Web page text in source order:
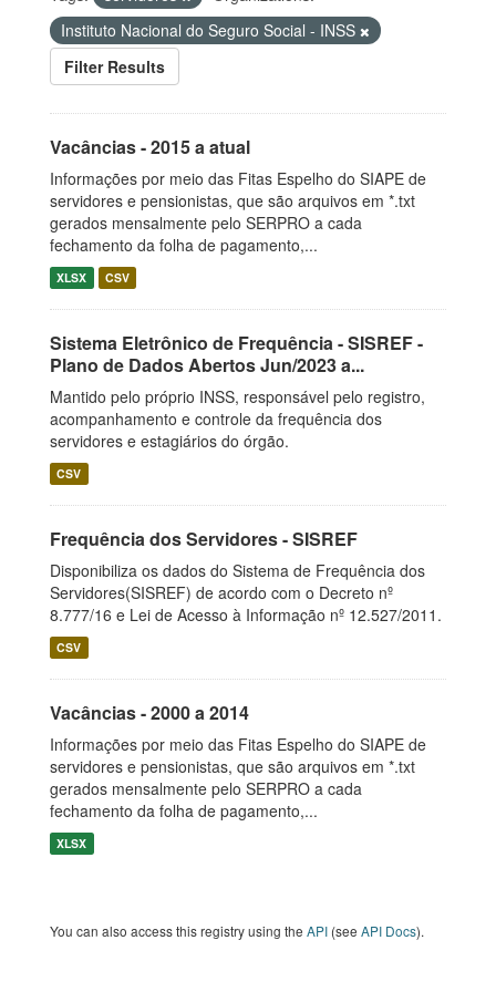
Instituto Nacional do Seguro Social - INSS
Filter Results
Vacâncias - 2015 a atual
Informações por meio das Fitas Espelho do SIAPE de
servidores e pensionistas, que são arquivos em *.txt
gerados mensalmente pelo SERPRO a cada
fechamento da folha de pagamento,...
XLSX CSV
Sistema Eletrônico de Frequência - SISREF -
Plano de Dados Abertos Jun/2023 a...
Mantido pelo próprio INSS, responsável pelo registro,
acompanhamento e controle da frequência dos
servidores e estagiários do órgão.
CSV
Frequência dos Servidores - SISREF
Disponibiliza os dados do Sistema de Frequência dos
Servidores(SISREF) de acordo com o Decreto nº
8.777/16 e Lei de Acesso à Informação nº 12.527/2011.
CSV
Vacâncias - 2000 a 2014
Informações por meio das Fitas Espelho do SIAPE de
servidores e pensionistas, que são arquivos em *.txt
gerados mensalmente pelo SERPRO a cada
fechamento da folha de pagamento,...
XLSX
You can also access this registry using the API (see API Docs).